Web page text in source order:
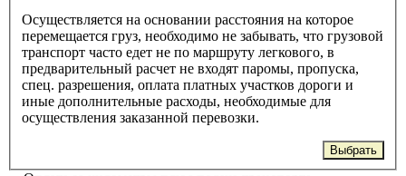
Осуществляется на основании расстояния на которое
перемещается груз, необходимо не забывать, что грузовой
транспорт часто едет не по маршруту легкового, в
предварительный расчет не входят паромы, пропуска,
спец. разрешения, оплата платных участков дороги и
иные дополнительные расходы, необходимые для
осуществления заказанной перевозки.
Выбрать